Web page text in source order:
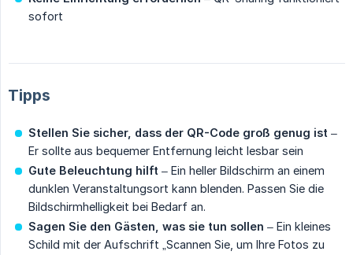
sofort
Tipps
Stellen Sie sicher, dass der QR-Code groß genug ist –
Er sollte aus bequemer Entfernung leicht lesbar sein
Gute Beleuchtung hilft – Ein heller Bildschirm an einem
dunklen Veranstaltungsort kann blenden. Passen Sie die
Bildschirmhelligkeit bei Bedarf an.
Sagen Sie den Gästen, was sie tun sollen – Ein kleines
Schild mit der Aufschrift „Scannen Sie, um Ihre Fotos zu